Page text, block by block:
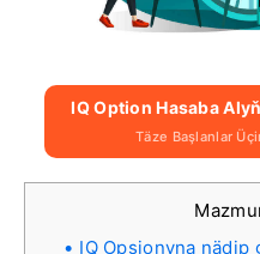
IQ Option Hasaba
Täze Başlanlar
IQ Opsionyna nädip